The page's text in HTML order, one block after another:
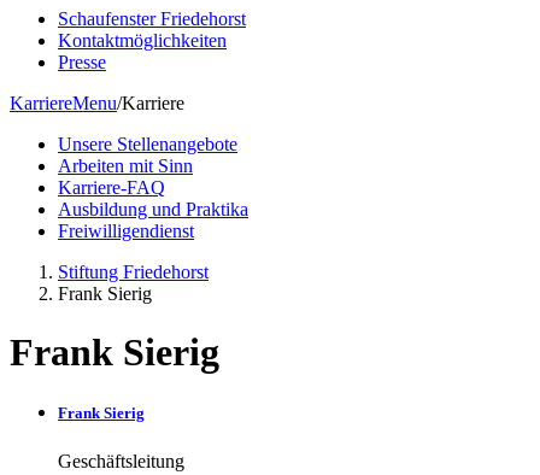
Schaufenster Friedehorst
Kontaktmöglichkeiten
Presse
KarriereMenu/Karriere
Unsere Stellenangebote
Arbeiten mit Sinn
Karriere-FAQ
Ausbildung und Praktika
Freiwilligendienst
Stiftung Friedehorst
Frank Sierig
Frank Sierig
Frank Sierig
Geschäftsleitung